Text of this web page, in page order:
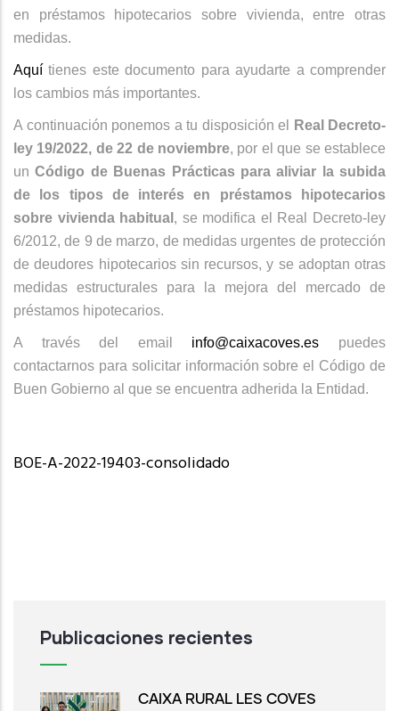
en préstamos hipotecarios sobre vivienda, entre otras
medidas.
Aquí tienes este documento para ayudarte a comprender
los cambios más importantes.
A continuación ponemos a tu disposición el
Real Decreto-
ley 19/2022, de 22 de noviembre, por el que se establece
unCódigo de Buenas Prácticas para aliviar la subida
de los tipos de interés en préstamos hipotecarios
sobre vivienda habitual , se modifica el Real Decreto-ley
6/2012, de 9 de marzo, de medidas urgentes de protección
de deudores hipotecarios sin recursos, y se adoptan otras
medidas estructurales para la mejora del mercado de
préstamos hipotecarios.
A través del email info@caixacoves.es puedes
contactarnos para solicitar información sobre el Código de
Buen Gobierno al que se encuentra adherida la Entidad.
BOE-A-2022-19403-consolidado
Publicaciones recientes
CAIXA RURAL LES COVES